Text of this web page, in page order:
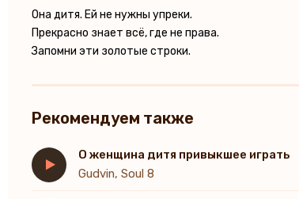
Она дитя. Ей не нужны упреки.
Прекрасно знает всё, где не права.
Запомни эти золотые строки.
Рекомендуем также
О женщина дитя привыкшее играть
Gudvin, Soul 8